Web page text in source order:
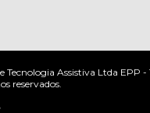
Assistiva Ltda EPP
reservados.